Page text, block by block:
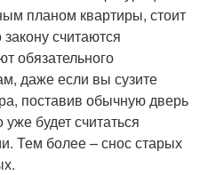
планом квартиры, стоит
считаются
обязательного
даже если вы сузите
поставив обычную дверь
будет считаться
Тем более – снос старых